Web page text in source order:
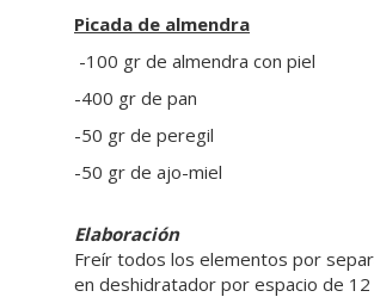
Picada de almendra
-100 gr de almendra con piel
-400 gr de pan
-50 gr de peregil
-50 gr de ajo-miel
Elaboración
Freír todos los elementos por
en deshidratador por espacio de 12